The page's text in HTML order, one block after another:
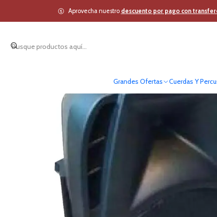
Grandes Ofertas Cuerdas Y
Aprovecha nuestro descuento por pago con
Inicio Estudio y